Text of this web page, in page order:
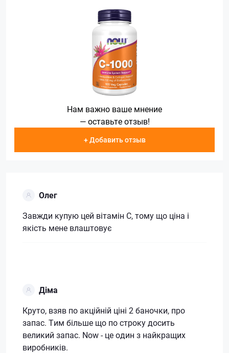
Нам важно ваше мнение
— оставьте отзыв!
+ Добавить отзыв
Олег
Завжди купую цей вітамін С, тому що ціна і
якість мене влаштовує
Діма
Круто, взяв по акційній ціні 2 баночки, про
запас. Тим більше що по строку досить
великий запас. Now - це один з найкращих
виробників.